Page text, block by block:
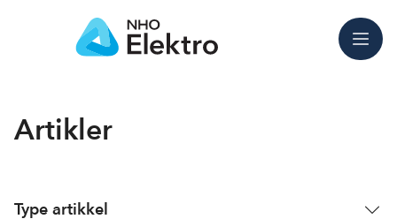
Meny
Artikler
Type artikkel